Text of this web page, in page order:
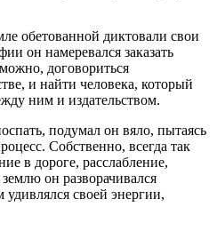
обетованной диктовали свои
он намеревался заказать
договориться
и найти человека, который
ним и издательством.
подумал он вяло, пытаясь
Собственно, всегда так
в дороге, расслабление,
он разворачивался
своей энергии,